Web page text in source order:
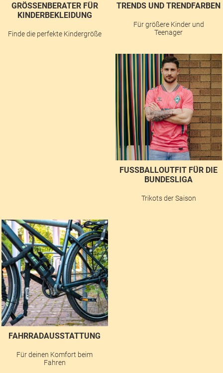
GRÖSSENBERATER FÜR K
INDERBEKLEIDUNG
Finde die perfekte Kindergröße
TRENDS UND TRENDFARBEN
Für größere Kinder und
Teenager
FUSSBALLOUTFIT FÜR DIE B
UNDESLIGA
Trikots der Saison
FAHRRADAUSSTATTUNG
Für deinen Komfort beim
Fahren